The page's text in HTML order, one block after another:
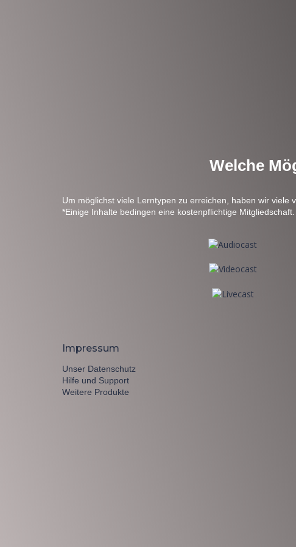
Welche
Um möglichst viele Lerntypen zu erreichen, haben wir viele
*Einige Inhalte bedingen eine kostenpflichtige Mitgliedschaft.
Impressum
Unser Datenschutz
Hilfe und Support
Weitere Produkte